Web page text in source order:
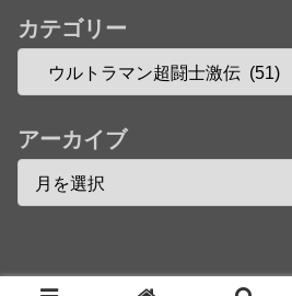
カテゴリー
アーカイブ